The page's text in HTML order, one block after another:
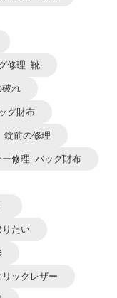
修理_靴
破れ
グ財布
錠前の修理
ー修理_バッグ財布
りたい
リックレザー